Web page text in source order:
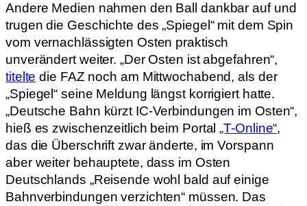
Andere Medien nahmen den Ball dankbar auf und
trugen die Geschichte des „Spiegel“ mit dem Spin
vom vernachlässigten Osten praktisch
unverändert weiter. „Der Osten ist abgefahren“,
titelte die FAZ noch am Mittwochabend, als der
„Spiegel“ seine Meldung längst korrigiert hatte.
„Deutsche Bahn kürzt IC-Verbindungen im Osten“,
hieß es zwischenzeitlich beim Portal„T-Online“,
das die Überschrift zwar änderte, im Vorspann
aber weiter behauptete, dass im Osten
Deutschlands „Reisende wohl bald auf einige
Bahnverbindungen verzichten“ müssen. Das